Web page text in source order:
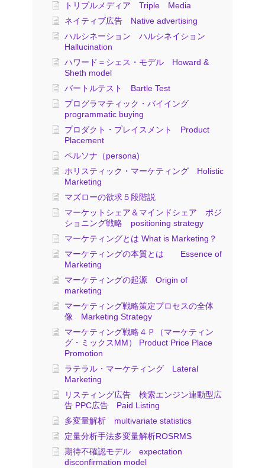
トリプルメディア Triple Media
ネイティブ広告 Native advertising
ハルシネーション ハルシネイション
Hallucination
ハワード＝シェス・モデル Howard &
Sheth model
バートルテスト Bartle Test
プログラマティック・バイイング
programmatic buying
プロダクト・プレイスメント Product
Placement
ペルソナ（persona)
ホリスティック・マーケティング Holistic
Marketing
マズローの欲求５段階説
マーケットシェア＆マインドシェア ポジ
ショニング戦略 positioning strategy
マーケティングとは What is Marketing？
マーケティングの本質とは Essence of
Marketing
マーケティングの起源 Origin of
marketing
マーケティング戦略策定プロセスの全体
像 Marketing Strategy
マーケティング戦略４Ｐ（マーケティン
グ・ミックスMM） Product Price Place
Promotion
ラテラル・マーケティング Lateral
Marketing
リスティング広告 検索エンジン連動型広
告 PPC広告 Paid Listing
多変量解析 multivariate statistics
定量分析手法多変量解析ROSRMS
期待不確認モデル expectation
disconfirmation model